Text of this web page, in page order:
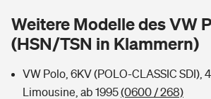
Wer versichert was: Jetzt Versicherer finden
Sie haben Fragen?
Musikinstrumentenversicherung
Zur Übersicht
Rentenrechner: Wie viel Geld bekomme ich
Weitere Modelle des VW
(HSN/TSN in Klammern)
VW Polo, 6KV (POLO-CLASSIC SDI),
Limousine, ab 1995(0600 / 268)